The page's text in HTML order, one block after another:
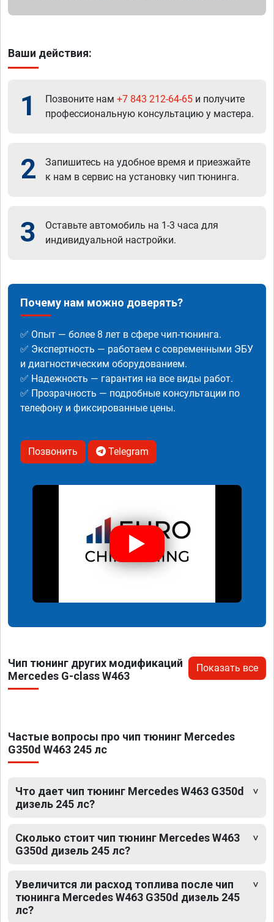
Ваши действия:
1 Позвоните нам +7 843 212-64-65 и получите
профессиональную консультацию у мастера.
2
Запишитесь на удобное время и приезжайте
к нам в сервис на установку чип тюнинга.
3
Оставьте автомобиль на 1-3 часа для
индивидуальной настройки.
Почему нам можно доверять?
✅ Опыт — более 8 лет в сфере чип-тюнинга.
✅ Экспертность — работаем с современными ЭБУ
и диагностическим оборудованием.
✅ Надежность — гарантия на все виды работ.
✅ Прозрачность — подробные консультации по
телефону и фиксированные цены.
Позвонить Telegram
Чип тюнинг других модификаций
Mercedes G-class W463
Показать все
Частые вопросы про чип тюнинг Mercedes
G350d W463 245 лс
Что дает чип тюнинг Mercedes W463 G350d
дизель 245 лс?
Сколько стоит чип тюнинг Mercedes W463
G350d дизель 245 лс?
Увеличится ли расход топлива после чип
тюнинга Mercedes W463 G350d дизель 245
лс?